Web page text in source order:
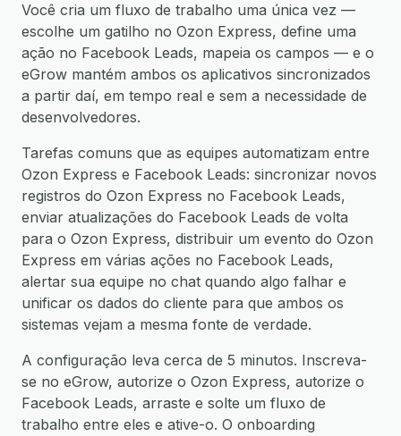
Você cria um fluxo de trabalho uma única vez —
escolhe um gatilho no Ozon Express, define uma
ação no Facebook Leads, mapeia os campos — e o
eGrow mantém ambos os aplicativos sincronizados
a partir daí, em tempo real e sem a necessidade de
desenvolvedores.
Tarefas comuns que as equipes automatizam entre
Ozon Express e Facebook Leads: sincronizar novos
registros do Ozon Express no Facebook Leads,
enviar atualizações do Facebook Leads de volta
para o Ozon Express, distribuir um evento do Ozon
Express em várias ações no Facebook Leads,
alertar sua equipe no chat quando algo falhar e
unificar os dados do cliente para que ambos os
sistemas vejam a mesma fonte de verdade.
A configuração leva cerca de 5 minutos. Inscreva-
se no eGrow, autorize o Ozon Express, autorize o
Facebook Leads, arraste e solte um fluxo de
trabalho entre eles e ative-o. O onboarding